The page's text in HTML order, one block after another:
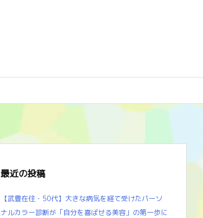
最近の投稿
【武豊在住・50代】大きな病気を経て受けたパーソ
ナルカラー診断が「自分を喜ばせる美容」の第一歩に